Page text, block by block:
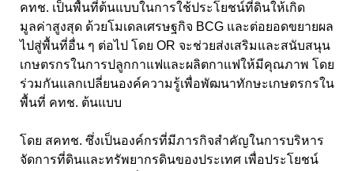
คทช. เป็นพื้นที่ต้นแบบในการใช้ประโยชน์ที่ดินให้เกิด
มูลค่าสูงสุด ด้วยโมเดลเศรษฐกิจ BCG และต่อยอดขยายผล
ไปสู่พื้นที่อื่น ๆ ต่อไป โดย OR จะช่วยส่งเสริมและสนับสนุน
เกษตรกรในการปลูกกาแฟและผลิตกาแฟให้มีคุณภาพ โดย
ร่วมกันแลกเปลี่ยนองค์ความรู้เพื่อพัฒนาทักษะเกษตรกรใน
พื้นที่ คทช. ต้นแบบ
โดย สคทช. ซึ่งเป็นองค์กรที่มีภารกิจสำคัญในการบริหาร
จัดการที่ดินและทรัพยากรดินของประเทศ เพื่อประโยชน์